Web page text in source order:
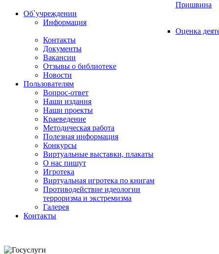
Пришвина
Об`учреждении
Информация
Оценка
Контакты
Документы
Вакансии
Отзывы о библиотеке
Новости
Пользователям
Вопрос-ответ
Наши издания
Наши проекты
Краеведение
Методическая работа
Полезная информация
Конкурсы
Виртуальные выставки, плакаты
О нас пишут
Игротека
Виртуальная игротека по книгам
Противодействие идеологии
терроризма и экстремизма
Галерея
Контакты